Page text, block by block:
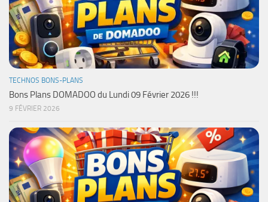
TECHNOS BONS-PLANS
Bons Plans DOMADOO du Lundi 09 Février 2026 !!!
9 FÉVRIER 2026